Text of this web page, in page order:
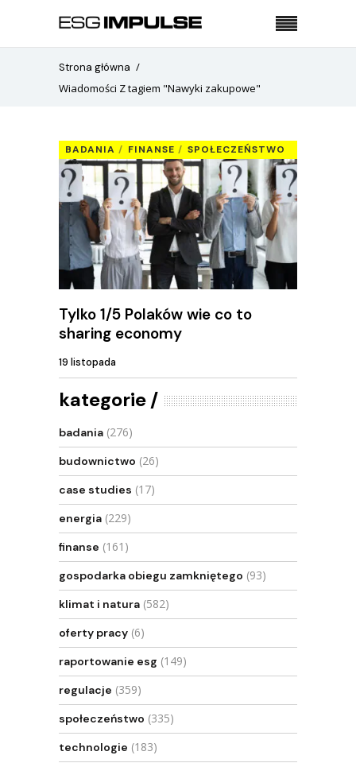
Strona główna
Wiadomości Z tagiem "Nawyki zakupowe"
BADANIA FINANSE SPOŁECZEŃSTWO
Tylko 1/5 Polaków wie co to
sharing economy
19 listopada
kategorie
badania (276)
budownictwo (26)
case studies (17)
energia (229)
finanse (161)
gospodarka obiegu zamkniętego (93)
klimat i natura (582)
oferty pracy (6)
raportowanie esg (149)
regulacje (359)
społeczeństwo (335)
technologie (183)